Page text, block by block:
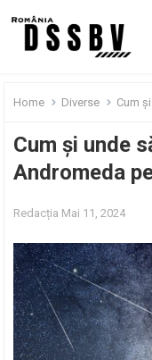
Home Diverse Cum
Cum și unde
Andromeda
Redacția Mai 11, 2024